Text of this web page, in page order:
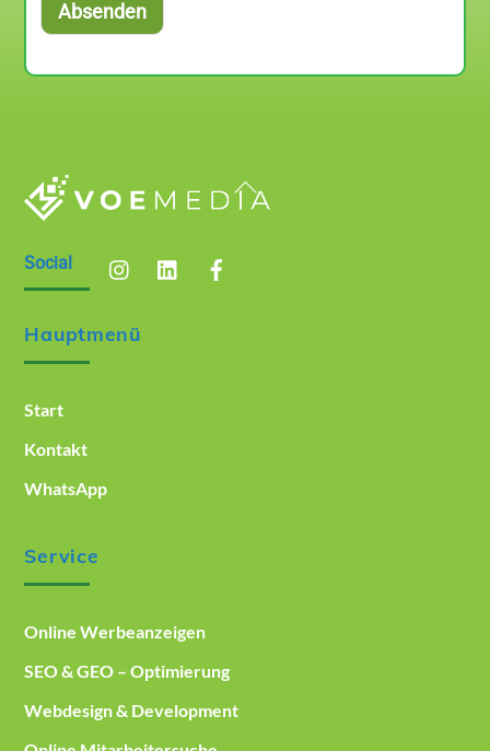
Absenden
Back
To
Social InstagramLinkedIn
Hauptmenü
Start
Kontakt
WhatsApp
Service
Online Werbeanzeigen
SEO & GEO – Optimierung
Webdesign & Development